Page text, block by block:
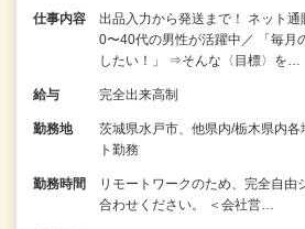
仕事内容
出品入力から発送まで！ ネット
0〜40代の男性が活躍中／ 「毎月
したい！」 ⇒そんな〈目標〉を…
給与 完全出来高制
勤務地
茨城県水戸市、他県内/栃木県内
ト勤務
勤務時間
リモートワークのため、完全自由
合わせください。 ＜会社営…